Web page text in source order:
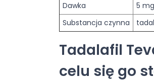
Dawka
5
Substancja czynna
Tadalafil
celu się go